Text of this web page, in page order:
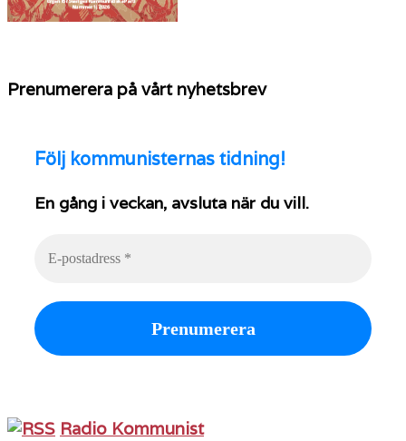
Prenumerera på vårt nyhetsbrev
Följ kommunisternas tidning!
En gång i veckan, avsluta när du vill.
Radio Kommunist